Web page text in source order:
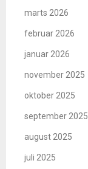
marts 2026
februar 2026
januar 2026
november 2025
oktober 2025
september 2025
august 2025
juli 2025